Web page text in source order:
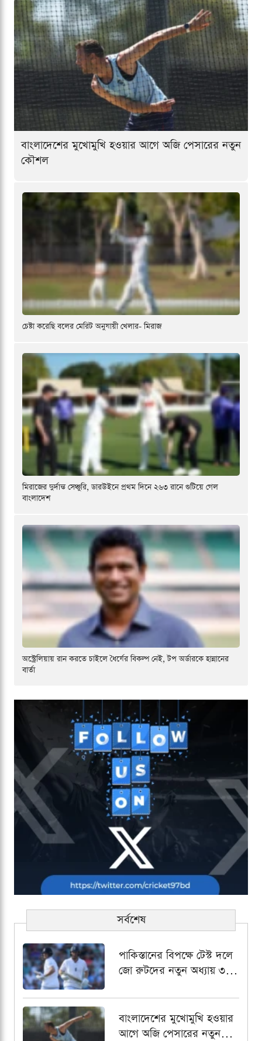
বাংলাদেশের মুখোমুখি হওয়ার আগে অজি পেসারের নতুন
কৌশল
চেষ্টা করেছি বলের মেরিট অনুযায়ী খেলার- মিরাজ
মিরাজের দুর্দান্ত সেঞ্চুরি, ডারউইনে প্রথম দিনে ২৬৩ রানে গুটিয়ে গেল
বাংলাদেশ
অস্ট্রেলিয়ায় রান করতে চাইলে ধৈর্যের বিকল্প নেই, টপ অর্ডারকে হান্নানের
বার্তা
সর্বশেষ
পাকিস্তানের বিপক্ষে টেস্ট দলে
জো রুটদের নতুন অধ্যায় ৩
বাংলাদেশের মুখোমুখি হওয়ার
আগে অজি পেসারের নতুন